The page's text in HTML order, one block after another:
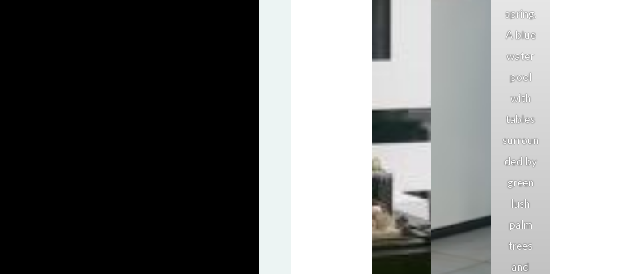
spring.
A blue
water
pool
with
tables
surroun
ded by
green
lush
palm
trees
and